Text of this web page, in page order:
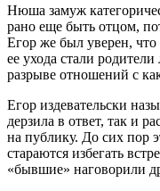
Нюша замуж
рано еще быть отцом,
Егор же был уверен,
ее ухода стали
разрыве отношений с
Егор издевательски
дерзила в ответ, так и
на публику. До сих пор
стараются избегать
«бывшие» наговорили